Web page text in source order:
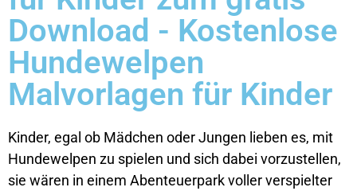
Download - Kostenlose
Hundewelpen
Malvorlagen für Kinder
Kinder, egal ob Mädchen oder Jungen lieben es, mit
Hundewelpen zu spielen und sich dabei vorzustellen,
sie wären in einem Abenteuerpark voller verspielter